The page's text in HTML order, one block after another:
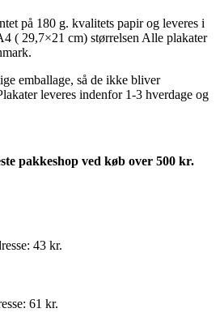
på 180 g. kvalitets papir og leveres i
( 29,7×21 cm) størrelsen Alle plakater
emballage, så de ikke bliver
leveres indenfor 1-3 hverdage og
pakkeshop ved køb over 500 kr.
43 kr.
61 kr.